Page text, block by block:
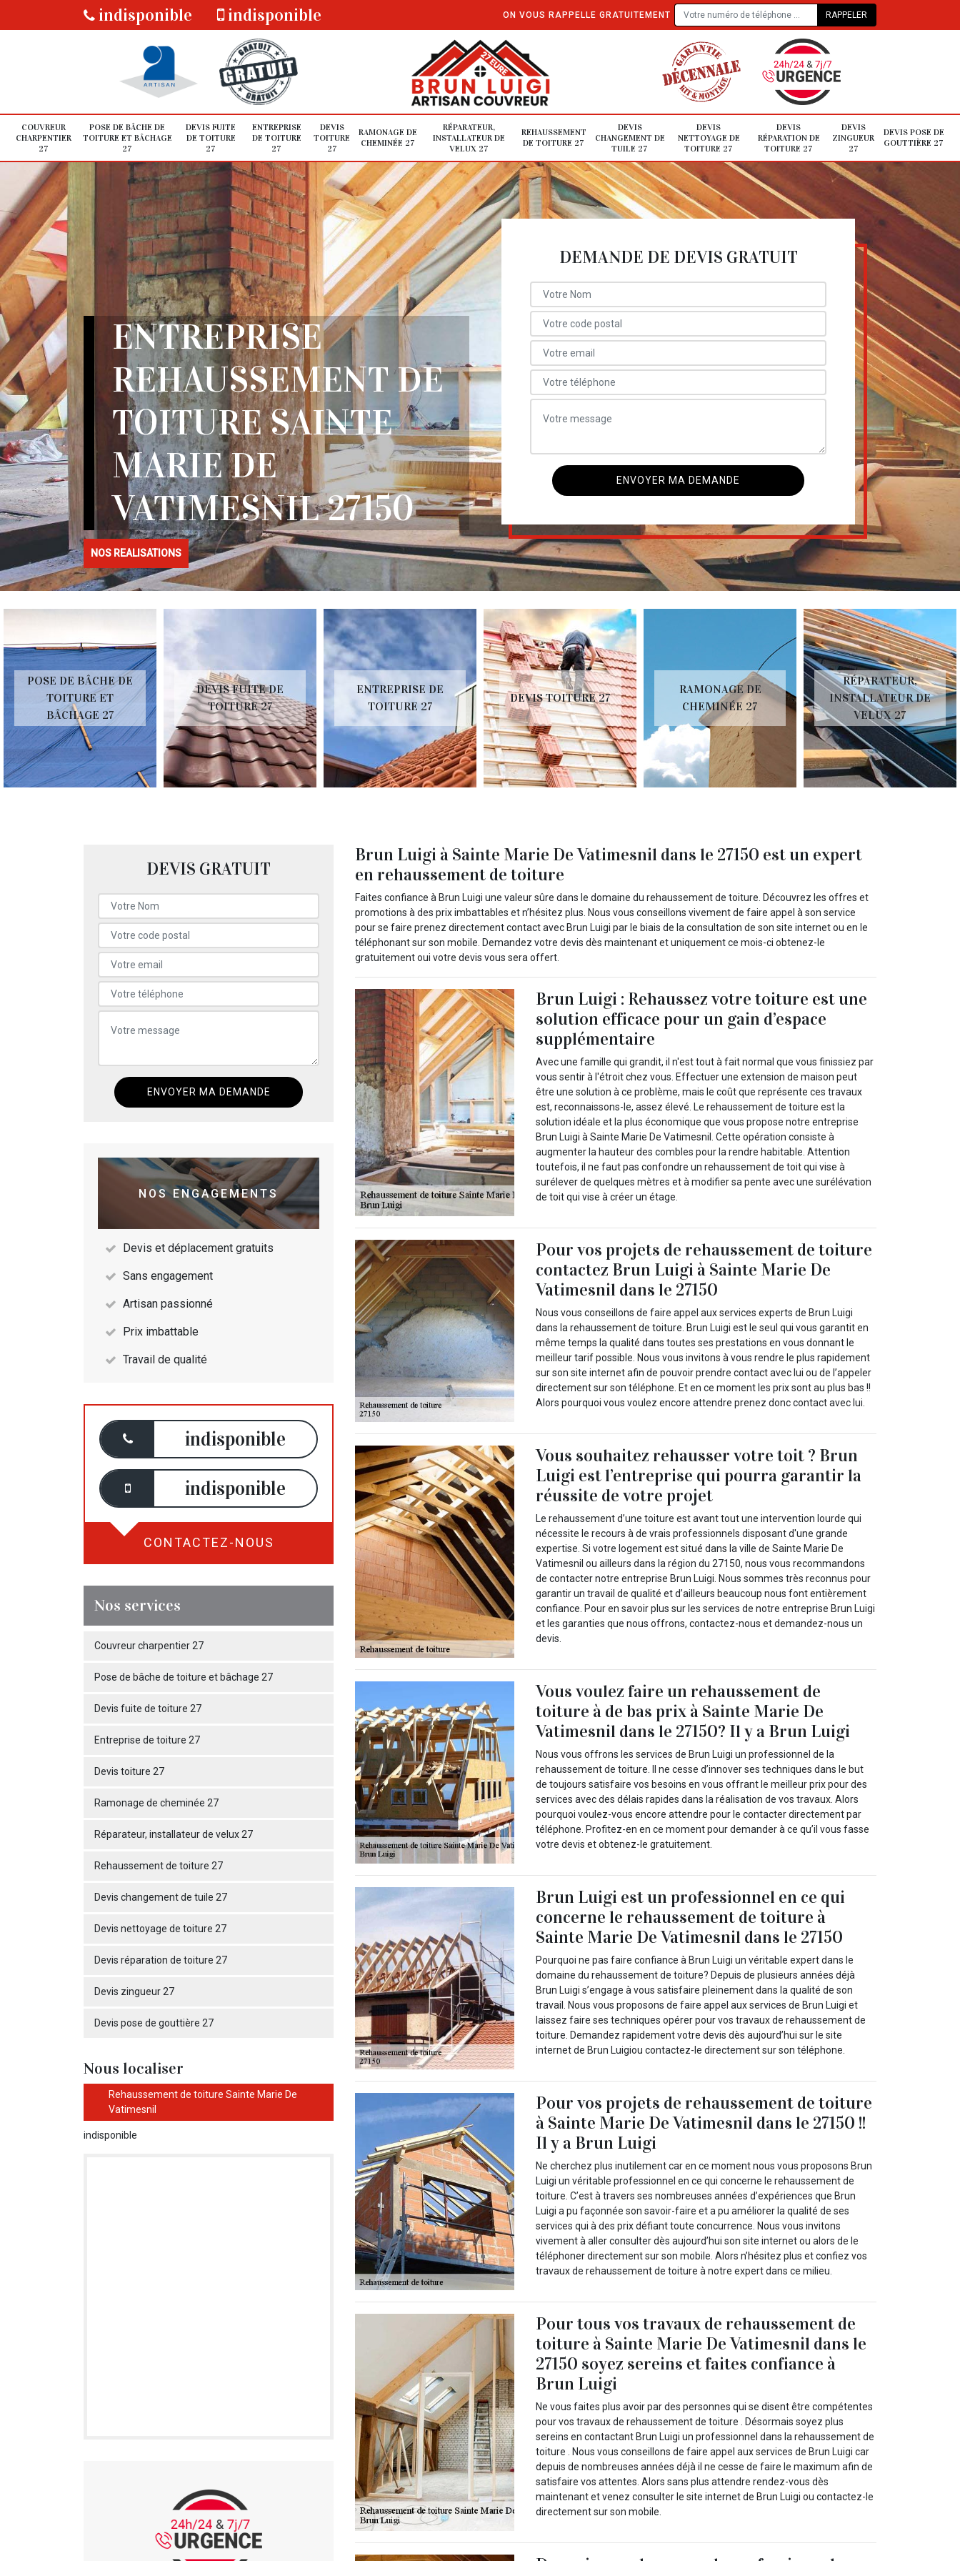
indisponible indisponible ON VOUS RAPPELLE GRATUITEMENT
COUVREUR
CHARPENTIER
27
POSE DE BÂCHE DE
TOITURE ET BÂCHAGE
27
DEVIS FUITE
DE TOITURE
27
ENTREPRISE
DE TOITURE
27
DEVIS
TOITURE
27
RAMONAGE DE
CHEMINÉE 27
RÉPARATEUR,
INSTALLATEUR DE
VELUX 27
REHAUSSEMENT
DE TOITURE 27
DEVIS
CHANGEMENT DE
TUILE 27
DEVIS
NETTOYAGE DE
TOITURE 27
DEVIS
RÉPARATION DE
TOITURE 27
DEVIS
ZINGUEUR
27
DEVIS POSE DE
GOUTTIÈRE 27
ENTREPRISE
REHAUSSEMENT DE
TOITURE SAINTE
MARIE DE
VATIMESNIL 27150
NOS REALISATIONS
DEMANDE DE DEVIS GRATUIT
POSE DE BÂCHE DE
TOITURE ET
BÂCHAGE 27
DEVIS FUITE DE
TOITURE 27
ENTREPRISE DE
TOITURE 27
DEVIS TOITURE 27
RAMONAGE DE
CHEMINÉE 27
RÉPARATEUR,
INSTALLATEUR DE
VELUX 27
DEVIS GRATUIT
NOS ENGAGEMENTS
Devis et déplacement gratuits
Sans engagement
Artisan passionné
Prix imbattable
Travail de qualité
indisponible
indisponible
CONTACTEZ-NOUS
Nos services
Couvreur charpentier 27
Pose de bâche de toiture et bâchage 27
Devis fuite de toiture 27
Entreprise de toiture 27
Devis toiture 27
Ramonage de cheminée 27
Réparateur, installateur de velux 27
Rehaussement de toiture 27
Devis changement de tuile 27
Devis nettoyage de toiture 27
Devis réparation de toiture 27
Devis zingueur 27
Devis pose de gouttière 27
Nous localiser
Rehaussement de toiture Sainte Marie De
Vatimesnil
indisponible
Brun Luigi à Sainte Marie De Vatimesnil dans le 27150 est un expert
en rehaussement de toiture
Faites confiance à Brun Luigi une valeur sûre dans le domaine du rehaussement de toiture. Découvrez les offres et
promotions à des prix imbattables et n’hésitez plus. Nous vous conseillons vivement de faire appel à son service
pour se faire prenez directement contact avec Brun Luigi par le biais de la consultation de son site internet ou en le
téléphonant sur son mobile. Demandez votre devis dès maintenant et uniquement ce mois-ci obtenez-le
gratuitement oui votre devis vous sera offert.
Brun Luigi : Rehaussez votre toiture est une
solution efficace pour un gain d’espace
supplémentaire
Avec une famille qui grandit, il n'est tout à fait normal que vous finissiez par
vous sentir à l'étroit chez vous. Effectuer une extension de maison peut
être une solution à ce problème, mais le coût que représente ces travaux
est, reconnaissons-le, assez élevé. Le rehaussement de toiture est la
solution idéale et la plus économique que vous propose notre entreprise
Brun Luigi à Sainte Marie De Vatimesnil. Cette opération consiste à
augmenter la hauteur des combles pour la rendre habitable. Attention
toutefois, il ne faut pas confondre un rehaussement de toit qui vise à
surélever de quelques mètres et à modifier sa pente avec une surélévation
de toit qui vise à créer un étage.
Pour vos projets de rehaussement de toiture
contactez Brun Luigi à Sainte Marie De
Vatimesnil dans le 27150
Nous vous conseillons de faire appel aux services experts de Brun Luigi
dans la rehaussement de toiture. Brun Luigi est le seul qui vous garantit en
même temps la qualité dans toutes ses prestations en vous donnant le
meilleur tarif possible. Nous vous invitons à vous rendre le plus rapidement
sur son site internet afin de pouvoir prendre contact avec lui ou de l’appeler
directement sur son téléphone. Et en ce moment les prix sont au plus bas !!
Alors pourquoi vous voulez encore attendre prenez donc contact avec lui.
Vous souhaitez rehausser votre toit ? Brun
Luigi est l’entreprise qui pourra garantir la
réussite de votre projet
Le rehaussement d’une toiture est avant tout une intervention lourde qui
nécessite le recours à de vrais professionnels disposant d'une grande
expertise. Si votre logement est situé dans la ville de Sainte Marie De
Vatimesnil ou ailleurs dans la région du 27150, nous vous recommandons
de contacter notre entreprise Brun Luigi. Nous sommes très reconnus pour
garantir un travail de qualité et d’ailleurs beaucoup nous font entièrement
confiance. Pour en savoir plus sur les services de notre entreprise Brun Luigi
et les garanties que nous offrons, contactez-nous et demandez-nous un
devis.
Vous voulez faire un rehaussement de
toiture à de bas prix à Sainte Marie De
Vatimesnil dans le 27150? Il y a Brun Luigi
Nous vous offrons les services de Brun Luigi un professionnel de la
rehaussement de toiture. Il ne cesse d’innover ses techniques dans le but
de toujours satisfaire vos besoins en vous offrant le meilleur prix pour des
services avec des délais rapides dans la réalisation de vos travaux. Alors
pourquoi voulez-vous encore attendre pour le contacter directement par
téléphone. Profitez-en en ce moment pour demander à ce qu’il vous fasse
votre devis et obtenez-le gratuitement.
Brun Luigi est un professionnel en ce qui
concerne le rehaussement de toiture à
Sainte Marie De Vatimesnil dans le 27150
Pourquoi ne pas faire confiance à Brun Luigi un véritable expert dans le
domaine du rehaussement de toiture? Depuis de plusieurs années déjà
Brun Luigi s’engage à vous satisfaire pleinement dans la qualité de son
travail. Nous vous proposons de faire appel aux services de Brun Luigi et
laissez faire ses techniques opérer pour vos travaux de rehaussement de
toiture. Demandez rapidement votre devis dès aujourd’hui sur le site
internet de Brun Luigiou contactez-le directement sur son téléphone.
Pour vos projets de rehaussement de toiture
à Sainte Marie De Vatimesnil dans le 27150 !!
Il y a Brun Luigi
Ne cherchez plus inutilement car en ce moment nous vous proposons Brun
Luigi un véritable professionnel en ce qui concerne le rehaussement de
toiture. C’est à travers ses nombreuses années d’expériences que Brun
Luigi a pu façonnée son savoir-faire et a pu améliorer la qualité de ses
services qui à des prix défiant toute concurrence. Nous vous invitons
vivement à aller consulter dès aujourd’hui son site internet ou alors de le
téléphoner directement sur son mobile. Alors n’hésitez plus et confiez vos
travaux de rehaussement de toiture à notre expert dans ce milieu.
Pour tous vos travaux de rehaussement de
toiture à Sainte Marie De Vatimesnil dans le
27150 soyez sereins et faites confiance à
Brun Luigi
Ne vous faites plus avoir par des personnes qui se disent être compétentes
pour vos travaux de rehaussement de toiture . Désormais soyez plus
sereins en contactant Brun Luigi un professionnel dans la rehaussement de
toiture . Nous vous conseillons de faire appel aux services de Brun Luigi car
depuis de nombreuses années déjà il ne cesse de faire le maximum afin de
satisfaire vos attentes. Alors sans plus attendre rendez-vous dès
maintenant et venez consulter le site internet de Brun Luigi ou contactez-le
directement sur son mobile.